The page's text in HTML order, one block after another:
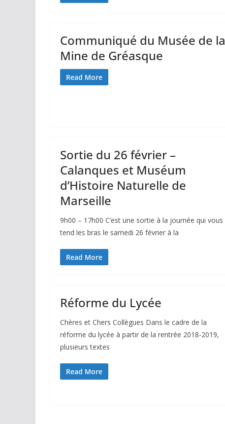
Communiqué du Musée de la
Mine de Gréasque
Read More
Sortie du 26 février –
Calanques et Muséum
d’Histoire Naturelle de
Marseille
9h00 – 17h00 C’est une sortie à la journée qui vous
tend les bras le samedi 26 février à la
Read More
Réforme du Lycée
Chères et Chers Collègues Dans le cadre de la
réforme du lycée à partir de la rentrée 2018-2019,
plusieurs textes
Read More